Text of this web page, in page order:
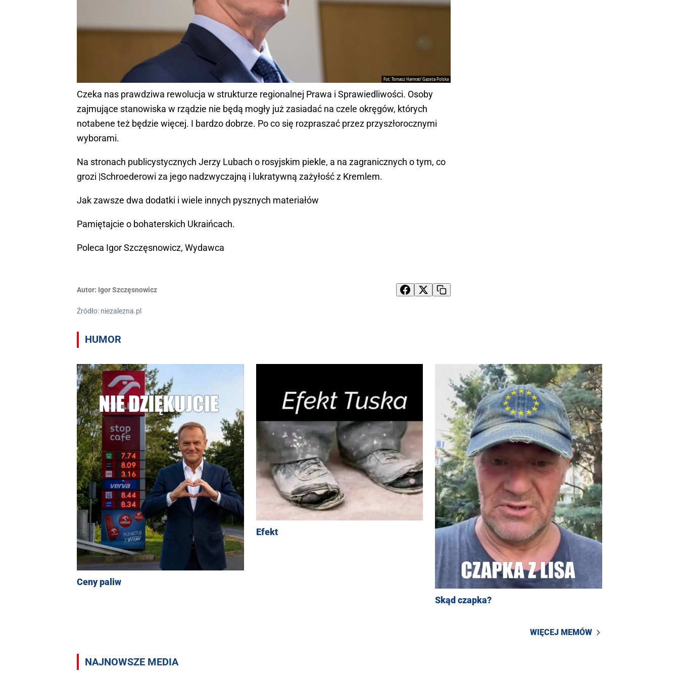
Fot. Tomasz Hamrat/ Gazeta Polska
Czeka nas prawdziwa rewolucja w strukturze regionalnej Prawa i Sprawiedliwości. Osoby
zajmujące stanowiska w rządzie nie będą mogły już zasiadać na czele okręgów, których
notabene też będzie więcej. I bardzo dobrze. Po co się rozpraszać przez przyszłorocznymi
wyborami.
Na stronach publicystycznych Jerzy Lubach o rosyjskim piekle, a na zagranicznych o tym, co
grozi |Schroederowi za jego nadzwyczajną i lukratywną zażyłość z Kremlem.
Jak zawsze dwa dodatki i wiele innych pysznych materiałów
Pamiętajcie o bohaterskich Ukraińcach.
Poleca Igor Szczęsnowicz, Wydawca
Autor: Igor Szczęsnowicz
Źródło: niezalezna.pl
HUMOR
Ceny paliw
Efekt
Skąd czapka?
WIĘCEJ MEMÓW
NAJNOWSZE MEDIA